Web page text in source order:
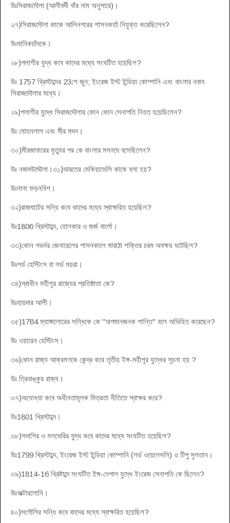
উঃসিরাজদৌলা (আলীবর্দী খাঁর নাম অনুসারে)।
২৭)সিরাজদৌলা কাকে আলিনগরের শাসনকর্তা নিযুক্ত করেছিলেন?
উঃমানিকচাঁদকে।
২৮)পলাশীর যুদ্ধ কবে কাদের মধ্যে সংঘটিত হয়েছিল?
উঃ 1757 খ্রিস্টাব্দের 23শে জুন; ইংরেজ ইস্ট ইন্ডিয়া কোম্পানি এবং বাংলার নবাব
সিরাজদৌলার মধ্যে।
২৯)পলাশীর যুদ্ধে সিরাজদৌলার কোন কোন সেনাপতি নিহত হয়েছিলেন?
উঃ মোহনলাল এবং মীর মদন।
৩০)মীরজাফরের মৃত্যুর পর কে বাংলার মসনদে বসেছিলেন?
উঃ নজমউদ্দৌলা।৩১)ভারতের মেকিয়াভেলি কাকে বলা হয়?
উঃনানা ফড়নবিশ।
৩২)রাজঘাটের সন্ধি কবে কাদের মধ্যে স্বাক্ষরিত হয়েছিল?
উঃ1806 খ্রিস্টাব্দে, হোলকার ও জর্জ বার্লো।
৩৩)কোন গভর্নর জেনারেলের শাসনকালে মারাঠা শক্তির চরম অবক্ষয় ঘটেছিল?
উঃলর্ড হেস্টিংস বা লর্ড ময়রা।
৩৪)স্বাধীন মহীশূর রাজ্যের প্রতিষ্ঠাতা কে?
উঃহায়দার আলী।
৩৫)1784 ম্যাঙ্গালোরের সন্ধিকে কে "অপমানজনক শান্তি" বলে অভিহিত করেছেন?
উঃ ওয়ারেন হেস্টিংস।
৩৬)কোন রাজ্য আক্রমণকে কেন্দ্র করে তৃতীয় ইঙ্গ-মহীশূর যুদ্ধের সূচনা হয় ?
উঃ ত্রিবাঙ্কুর রাজ্য।
৩৭)অযোধ্যা কবে অধীনতামূলক মিত্রতা নীতিতে স্বাক্ষর করে?
উঃ1801 খ্রিস্টাব্দে।
৩৮)সদাশির ও মলভেরির যুদ্ধ কবে কাদের মধ্যে সংঘটিত হয়েছিল?
উঃ1799 খ্রিস্টাব্দে, ইংরেজ ইস্ট ইন্ডিয়া কোম্পানি (লর্ড ওয়েলেসলি) ও টিপু সুলতান।
৩৯)1814-16 খ্রিষ্টাব্দে সংঘটিত ইঙ্গ-নেপাল যুদ্ধে ইংরেজ সেনাপতি কে ছিলেন?
উঃঅক্টারলোনি।
৪০)সগৌলির সন্ধি কবে কাদের মধ্যে স্বাক্ষরিত হয়েছিল?